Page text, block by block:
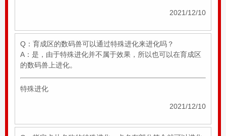
2021/12/10
Q：育成区的数码兽可以通过特殊进化来进化吗？
A：是，由于特殊进化并不属于效果，所以也可以在育成区
的数码兽上进化。
特殊进化
2021/12/10